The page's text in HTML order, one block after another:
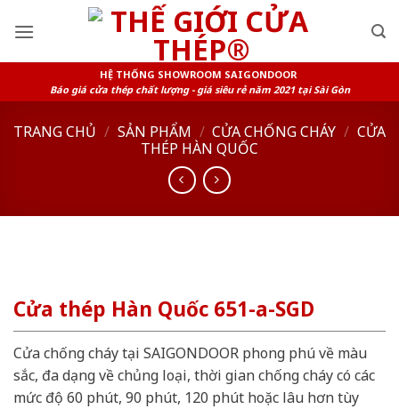
HỆ THỐNG SHOWROOM SAIGONDOOR
Báo giá cửa thép chất lượng - giá siêu rẻ năm 2021 tại Sài Gòn
TRANG CHỦ / SẢN PHẨM / CỬA CHỐNG CHÁY / CỬA
THÉP HÀN QUỐC
Cửa thép Hàn Quốc 651-a-SGD
Cửa chống cháy tại SAIGONDOOR phong phú về màu
sắc, đa dạng về chủng loại, thời gian chống cháy có các
mức độ 60 phút, 90 phút, 120 phút hoặc lâu hơn tùy